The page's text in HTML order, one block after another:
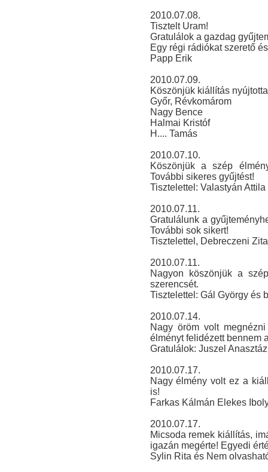
2010.07.08.
Tisztelt Uram!
Gratulálok a gazdag
Egy régi rádiókat szerető
Papp Erik
2010.07.09.
Köszönjük kiállítás
Győr, Révkomárom
Nagy Bence
Halmai Kristóf
H.... Tamás
2010.07.10.
Köszönjük a szép
További sikeres gyűjtést!
Tisztelettel: Valastyán
2010.07.11.
Gratulálunk a
További sok sikert!
Tisztelettel, Debreczeni
2010.07.11.
Nagyon köszönjük a
szerencsét.
Tisztelettel: Gál György és
2010.07.14.
Nagy öröm volt
élményt felidézett bennem
Gratulálok: Juszel
2010.07.17.
Nagy élmény volt ez a
is!
Farkas Kálmán Elekes
2010.07.17.
Micsoda remek kiállítás,
igazán megérte! Egyedi
Sylin Rita és Nem